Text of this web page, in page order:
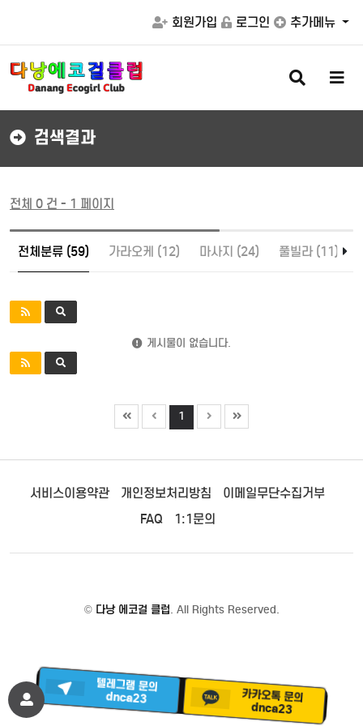
회원가입 로그인 추가메뉴
검
색
버
메
버
검색결과
전체 0 건 - 1 페이지
전체분류 (59) 가라오케 (12) 마사지 (24) 풀빌라 (11)
게시물이 없습니다.
1
서비스이용약관 개인정보처리방침
이메일무단수집거부
FAQ
1:1문의
© 다낭 에코걸 클럽. All Rights Reserved.
텔레그램 문의
dnca23
카카오톡 문의
dnca23